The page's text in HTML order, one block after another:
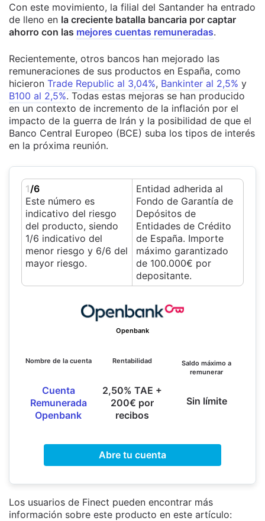
Con este movimiento, la filial del Santander ha entrado
de lleno en la creciente batalla bancaria por captar
ahorro con las mejores cuentas remuneradas.
Recientemente, otros bancos han mejorado las
remuneraciones de sus productos en España, como
hicieron Trade Republic al 3,04%, Bankinter al 2,5% y
B100 al 2,5%. Todas estas mejoras se han producido
en un contexto de incremento de la inflación por el
impacto de la guerra de Irán y la posibilidad de que el
Banco Central Europeo (BCE) suba los tipos de interés
en la próxima reunión.
1/6
Este número es
indicativo del riesgo
del producto, siendo
1/6 indicativo del
menor riesgo y 6/6 del
mayor riesgo.
Entidad adherida al
Fondo de Garantía de
Depósitos de
Entidades de Crédito
de España. Importe
máximo garantizado
de 100.000€ por
depositante.
Openbank
Nombre de la cuenta
Cuenta
Remunerada
Openbank
Rentabilidad
2,50% TAE +
200€ por
recibos
Saldo máximo a
remunerar
Sin límite
Abre tu cuenta
Los usuarios de Finect pueden encontrar más
información sobre este producto en este artículo: